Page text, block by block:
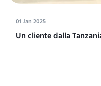
01 Jan 2025
Un cliente dalla